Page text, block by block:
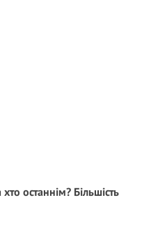
останнім? Більшість